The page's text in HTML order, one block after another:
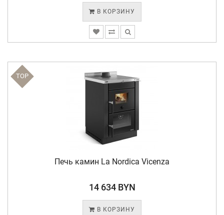
В КОРЗИНУ
TOP
Печь камин La Nordica Vicenza
14 634 BYN
В КОРЗИНУ